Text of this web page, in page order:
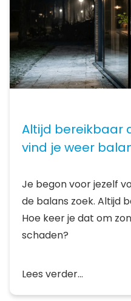
Altijd bereikbaar
vind je weer
Je begon voor jezelf
de balans zoek. Altijd
Hoe keer je dat om
schaden?
Lees verder...